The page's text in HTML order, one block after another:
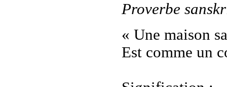
Proverbe
« Une maison
Est comme un